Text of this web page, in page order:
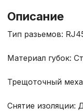
Описание
Тип разьемов:
Материал губок:
Трещоточный
Снятие изоляции: